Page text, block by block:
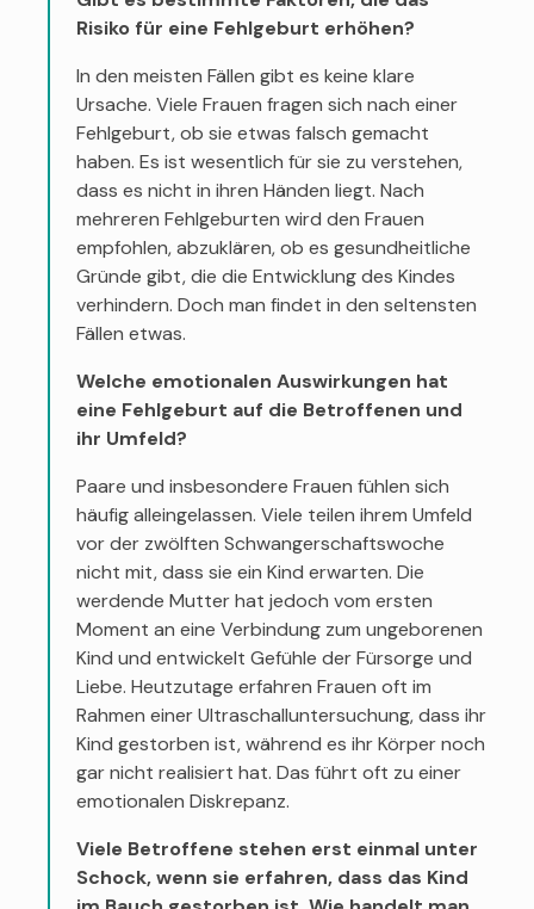
Risiko für eine Fehlgeburt erhöhen?
In den meisten Fällen gibt es keine klare
Ursache. Viele Frauen fragen sich nach einer
Fehlgeburt, ob sie etwas falsch gemacht
haben. Es ist wesentlich für sie zu verstehen,
dass es nicht in ihren Händen liegt. Nach
mehreren Fehlgeburten wird den Frauen
empfohlen, abzuklären, ob es gesundheitliche
Gründe gibt, die die Entwicklung des Kindes
verhindern. Doch man findet in den seltensten
Fällen etwas.
Welche emotionalen Auswirkungen hat
eine Fehlgeburt auf die Betroffenen und
ihr Umfeld?
Paare und insbesondere Frauen fühlen sich
häufig alleingelassen. Viele teilen ihrem Umfeld
vor der zwölften Schwangerschaftswoche
nicht mit, dass sie ein Kind erwarten. Die
werdende Mutter hat jedoch vom ersten
Moment an eine Verbindung zum ungeborenen
Kind und entwickelt Gefühle der Fürsorge und
Liebe. Heutzutage erfahren Frauen oft im
Rahmen einer Ultraschalluntersuchung, dass ihr
Kind gestorben ist, während es ihr Körper noch
gar nicht realisiert hat. Das führt oft zu einer
emotionalen Diskrepanz.
Viele Betroffene stehen erst einmal unter
Schock, wenn sie erfahren, dass das Kind